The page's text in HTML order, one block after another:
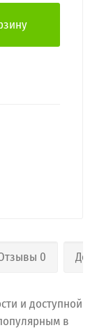
0
и доступной
в